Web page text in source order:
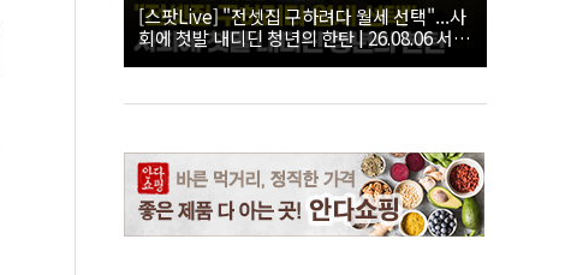
[스팟Live] "전셋집 구하려다 월세 선택"...사
회에 첫발 내디딘 청년의 한탄 | 26.08.06 서울
시 부동산 대토론회